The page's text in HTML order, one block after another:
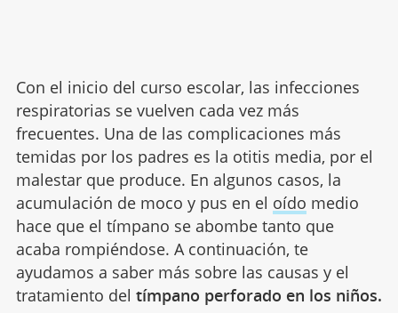
Con el inicio del curso escolar, las infecciones
respiratorias se vuelven cada vez más
frecuentes. Una de las complicaciones más
temidas por los padres es la otitis media, por el
malestar que produce. En algunos casos, la
acumulación de moco y pus en el oído medio
hace que el tímpano se abombe tanto que
acaba rompiéndose. A continuación, te
ayudamos a saber más sobre las causas y el
tratamiento del tímpano perforado en los niños.